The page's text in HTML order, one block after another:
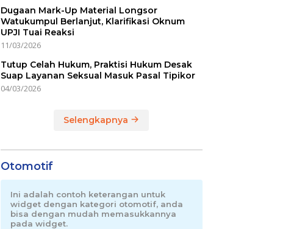
Dugaan Mark-Up Material Longsor
Watukumpul Berlanjut, Klarifikasi Oknum
UPJI Tuai Reaksi
11/03/2026
Tutup Celah Hukum, Praktisi Hukum Desak
Suap Layanan Seksual Masuk Pasal Tipikor
04/03/2026
Selengkapnya
Otomotif
Ini adalah contoh keterangan untuk
widget dengan kategori otomotif, anda
bisa dengan mudah memasukkannya
pada widget.